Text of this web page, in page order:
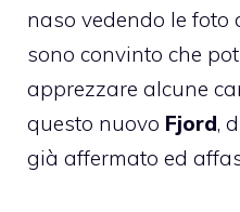
naso vedendo le foto
sono convinto che
apprezzare alcune
questo nuovo Fjord,
già affermato ed